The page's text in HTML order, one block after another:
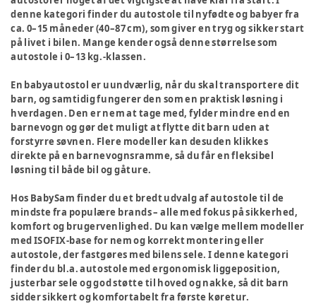
denne kategori finder du autostole til nyfødte og babyer fra
ca. 0–15 måneder (40–87 cm), som giver en tryg og sikker start
på livet i bilen. Mange kender også denne størrelse som
autostole i 0–13 kg.-klassen.
En babyautostol er uundværlig, når du skal transportere dit
barn, og samtidig fungerer den som en praktisk løsning i
hverdagen. Den er nem at tage med, fylder mindre end en
barnevogn og gør det muligt at flytte dit barn uden at
forstyrre søvnen. Flere modeller kan desuden klikkes
direkte på en barnevognsramme, så du får en fleksibel
løsning til både bil og gåture.
Hos BabySam finder du et bredt udvalg af autostole til de
mindste fra populære brands – alle med fokus på sikkerhed,
komfort og brugervenlighed. Du kan vælge mellem modeller
med ISOFIX-base for nem og korrekt montering eller
autostole, der fastgøres med bilens sele. I denne kategori
finder du bl.a. autostole med ergonomisk liggeposition,
justerbar sele og god støtte til hoved og nakke, så dit barn
sidder sikkert og komfortabelt fra første køretur.